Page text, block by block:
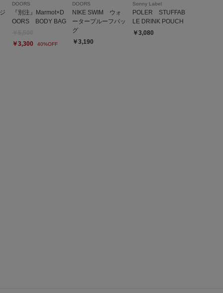
DOORS
『別注』Marmot×D
OORS BODY BAG
￥3,300
40%OFF
DOORS
NIKE SWIM ウォ
ータープルーフバッ
グ
￥3,190
Sonny Label
POLER STUFFAB
LE DRINK POUCH
￥3,080